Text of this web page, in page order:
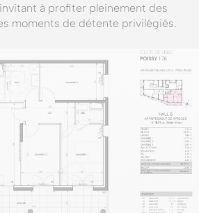
invitant à profiter pleinement des
moments de détente privilégiés.